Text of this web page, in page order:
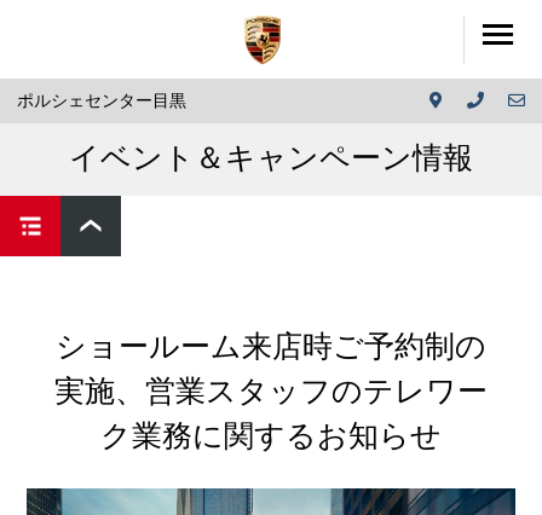
ポルシェセンター目黒
イベント＆キャンペーン情報
ショールーム来店時ご予約制の
実施、営業スタッフのテレワー
ク業務に関するお知らせ